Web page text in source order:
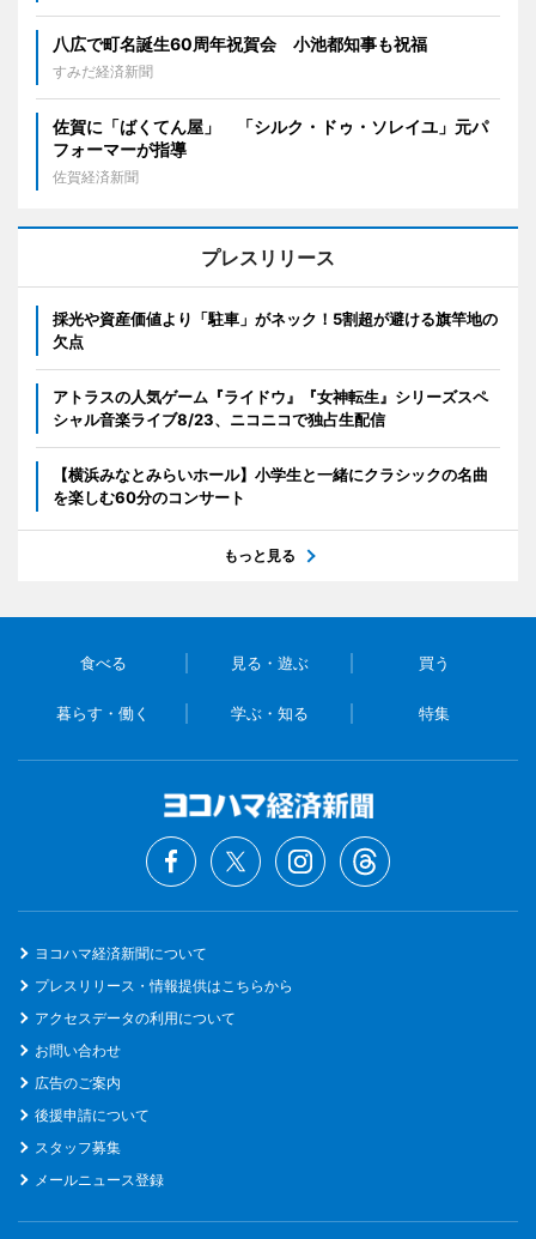
八広で町名誕生60周年祝賀会 小池都知事も祝福
すみだ経済新聞
佐賀に「ばくてん屋」 「シルク・ドゥ・ソレイユ」元パ
フォーマーが指導
佐賀経済新聞
プレスリリース
採光や資産価値より「駐車」がネック！5割超が避ける旗竿地の
欠点
アトラスの人気ゲーム『ライドウ』『女神転生』シリーズスペ
シャル音楽ライブ8/23、ニコニコで独占生配信
【横浜みなとみらいホール】小学生と一緒にクラシックの名曲
を楽しむ60分のコンサート
もっと見る
食べる 見る・遊ぶ 買う
暮らす・働く 学ぶ・知る 特集
ヨコハマ経済新聞について
プレスリリース・情報提供はこちらから
アクセスデータの利用について
お問い合わせ
広告のご案内
後援申請について
スタッフ募集
メールニュース登録